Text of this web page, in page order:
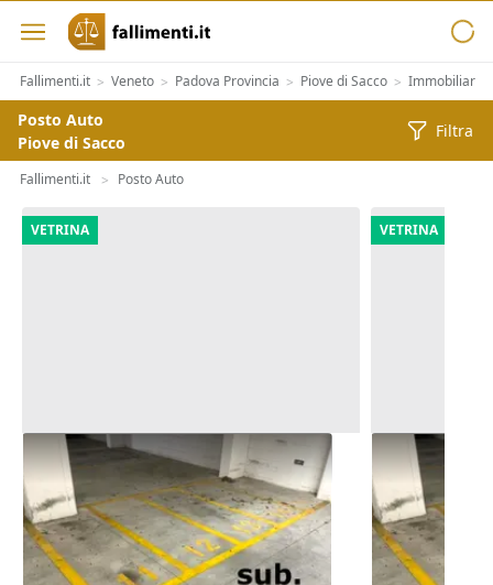
Fallimenti.it > Veneto > Padova Provincia > Piove di Sacco > Immobiliari
Posto Auto
Piove di Sacco
Filtra
Fallimenti.it > Posto Auto
VETRINA
Asta Posto moto (sub 221) in
autorimessa interrata
Bologna (Bologna)
1.487 €
23/09/2026
VETRINA
Asta Posto
Bologna
1.487 €
23/09/2026